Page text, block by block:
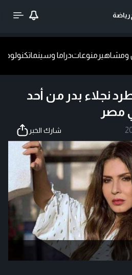
رياضة
ومشاهير منوعاتدراما وسينماتكنولوجيا
نجلاء بدر من أحد
مصر
شارك الخبر